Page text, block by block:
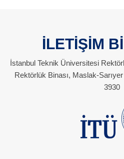
İLETİŞİM
İstanbul Teknik Üniversitesi
Rektörlük Binası, Maslak-
3930